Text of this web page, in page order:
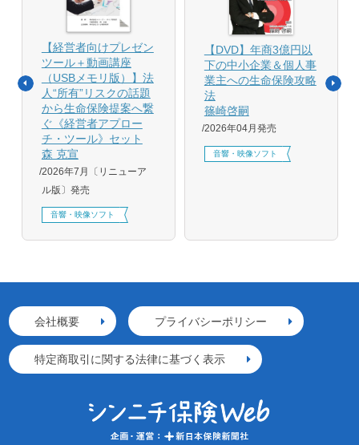
【経営者向けプレゼン
ツール＋動画講座
（USBメモリ版）】法
人“所有”リスクの話題
から生命保険提案へ繋
ぐ《経営者アプロー
チ・ツール》セット
森 克宣
2026年7月〔リニューア
ル版〕発売
音響・映像ソフト
【DVD】年商3億円以
下の中小企業＆個人事
業主への生命保険攻略
法
篠崎啓嗣
2026年04月発売
音響・映像ソフト
会社概要 プライバシーポリシー
特定商取引に関する法律に基づく表示